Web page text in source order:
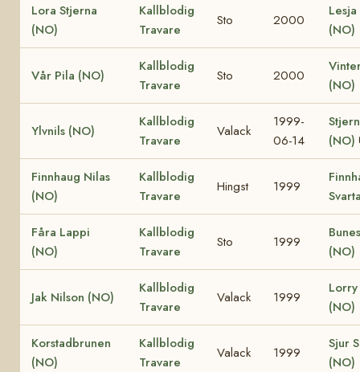
Lora Stjerna
(NO)
Kallblodig
Travare
Sto 2000
(NO)
Vår Pila (NO)
Kallblodig
Travare
Sto 2000
(NO)
Ylvnils (NO)
Kallblodig
Travare
Valack
1999-
06-14
(NO)
Finnhaug Nilas
(NO)
Kallblodig
Travare
Hingst 1999
Fåra Lappi
(NO)
Kallblodig
Travare
Sto 1999
(NO)
Jak Nilson (NO)
Kallblodig
Travare
Valack 1999
(NO)
Korstadbrunen
(NO)
Kallblodig
Travare
Valack 1999
Sjur
(NO)